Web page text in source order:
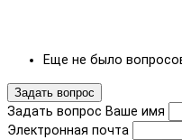
Еще не было
Задать вопрос
Задать вопрос Ваше имя
Электронная почта